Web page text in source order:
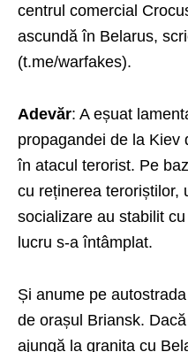
centrul comercial
ascundă în Belarus,
(t.me/warfakes).
Adevăr: A eșuat
propagandei de la Kiev
în atacul terorist. Pe
cu reținerea teroriștilor,
socializare au stabilit
lucru s-a întâmplat.
Și anume pe
de orașul Briansk.
ajungă la granița cu